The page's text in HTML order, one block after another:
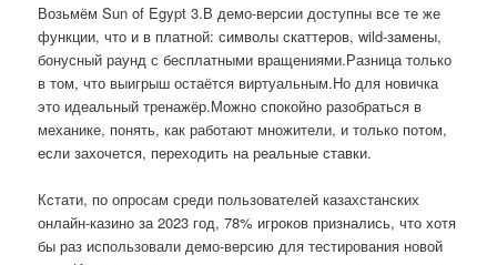
Возьмём Sun of Egypt 3.В демо-версии доступны все те же
функции, что и в платной: символы скаттеров, wild-замены,
бонусный раунд с бесплатными вращениями.Разница только
в том, что выигрыш остаётся виртуальным.Но для новичка
это идеальный тренажёр.Можно спокойно разобраться в
механике, понять, как работают множители, и только потом,
если захочется, переходить на реальные ставки.
Кстати, по опросам среди пользователей казахстанских
онлайн-казино за 2023 год, 78% игроков признались, что хотя
бы раз использовали демо-версию для тестирования новой